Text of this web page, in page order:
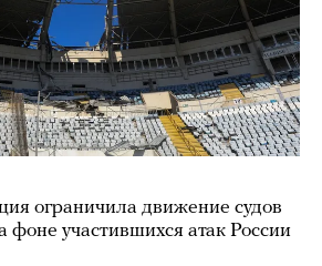
ограничила движение судов
участившихся атак России